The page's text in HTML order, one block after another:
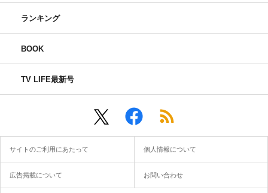
ランキング
BOOK
TV LIFE最新号
サイトのご利用にあたって 個人情報について
広告掲載について お問い合わせ